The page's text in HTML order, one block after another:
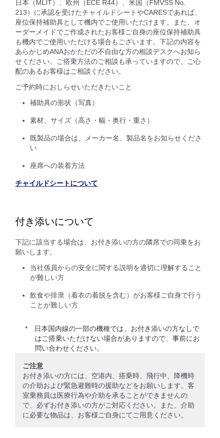
日本（MLIT）、欧州（ECE R44）、米国（FMVSS No.
213）に承認を受けたチャイルドシートやCARESであれば、
座位保持補助具として機内でご使用いただけます。また、オ
ーダーメイドでご作成されたお客様ご自身の座位保持補助具
も機内でご使用いただける場合もございます。下記の内容を
あらかじめANAおかただの不自由な方の相談デスクへお知ら
せください。ご搭乗方法のご相談も承っていますので、ご心
配のあるお客様はご相談ください。
ご予約時におしらせいただきたいこと
補助具の形状（写真）
素材、サイズ（高さ・幅・奥行・重さ）
既製品の場合は、メーカー名、製品名をお知らせくださ
い
座席への装着方法
チャイルドシートについて
付き添いについて
下記に該当する場合は、お付き添いの方の隣席での同乗をお
願いします。
当社係員からの安全に関する説明を適切に理解すること
が難しい方
飲食や排泄（着衣の着脱を含む）がお客様ご自身で行う
ことが難しい方
日本国内線の一部の機種では、お付き添いの方なしで
はご搭乗いただけない場合がありますので、事前にお
問い合わせください。
ご注意
お付き添いの方には、空港内、搭乗時、飛行中、降機時
の介助および緊急避難時の援助などをお願いします。客
室乗務員は医療行為や介助を承ることができませんの
で、必ずお付き添いの方がご対応ください。また、介助
に必要な物品は、お客様ご自身にてご用意ください。